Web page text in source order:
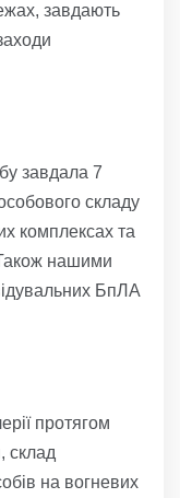
завдають
завдала 7
складу
комплексах та
нашими
БпЛА
протягом
склад
на вогневих